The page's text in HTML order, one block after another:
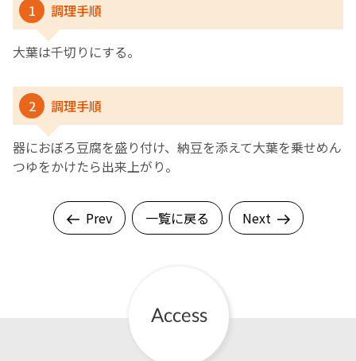
1 調理手順
大葉は千切りにする。
2 調理手順
器におぼろ豆腐を盛り付け、納豆を添えて大葉を乗せめん
つゆをかけたら出来上がり。
Prev 一覧に戻る Next